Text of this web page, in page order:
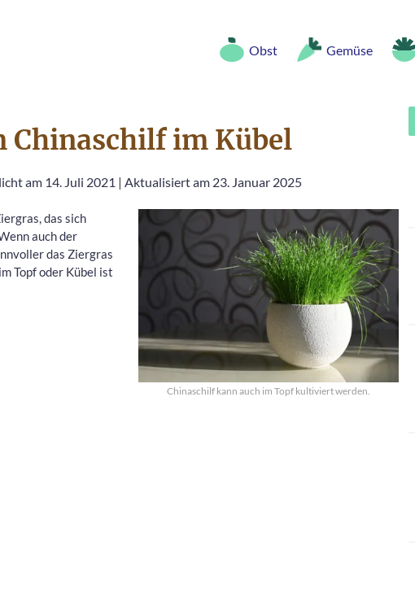
Obst Gemüse
Chinaschilf im Kübel
am 14. Juli 2021 | Aktualisiert am 23. Januar 2025
Chinaschilf kann auch im Topf kultiviert werden.
das sich
auch der
das Ziergras
Topf oder Kübel ist